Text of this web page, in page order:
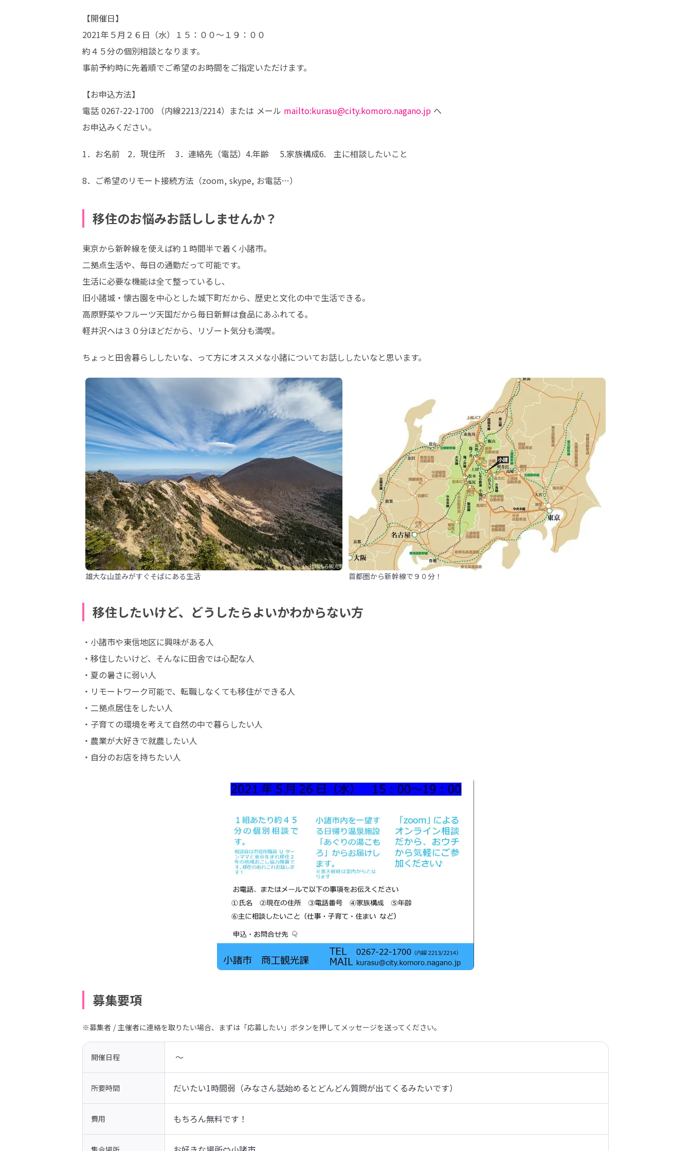
【開催日】
2021年５月２６日（水）１５：００～１９：００
約４５分の個別相談となります。
事前予約時に先着順でご希望のお時間をご指定いただけます。
【お申込方法】
電話 0267-22-1700 （内線2213/2214）または メール mailto:kurasu@city.komoro.nagano.jp へ
お申込みください。
1．お名前   2．現住所    3．連絡先（電話）4.年齢　 5.家族構成6.   主に相談したいこと
8．ご希望のリモート接続方法（zoom, skype, お電話…）
移住のお悩みお話ししませんか？
東京から新幹線を使えば約１時間半で着く小諸市。
二拠点生活や、毎日の通勤だって可能です。
生活に必要な機能は全て整っているし、
旧小諸城・懐古園を中心とした城下町だから、歴史と文化の中で生活できる。
高原野菜やフルーツ天国だから毎日新鮮は食品にあふれてる。
軽井沢へは３０分ほどだから、リゾート気分も満喫。
ちょっと田舎暮らししたいな、って方にオススメな小諸についてお話ししたいなと思います。
雄大な山並みがすぐそばにある生活 首都圏から新幹線で９０分！
移住したいけど、どうしたらよいかわからない方
・小諸市や東信地区に興味がある人
・移住したいけど、そんなに田舎では心配な人
・夏の暑さに弱い人
・リモートワーク可能で、転職しなくても移住ができる人
・二拠点居住をしたい人
・子育ての環境を考えて自然の中で暮らしたい人
・農業が大好きで就農したい人
・自分のお店を持ちたい人
募集要項
※募集者 / 主催者に連絡を取りたい場合、まずは「応募したい」ボタンを押してメッセージを送ってください。
開催日程 〜
所要時間 だいたい1時間弱（みなさん話始めるとどんどん質問が出てくるみたいです）
費用 もちろん無料です！